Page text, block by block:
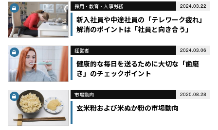
採用・教育・人事労務 2024.03.22
新入社員や中途社員の「テレワーク疲れ」
解消のポイントは「社員と向き合う」
経営者 2024.03.06
健康的な毎日を送るために大切な「歯磨
き」のチェックポイント
市場動向 2020.08.28
玄米粉および米ぬか粉の市場動向